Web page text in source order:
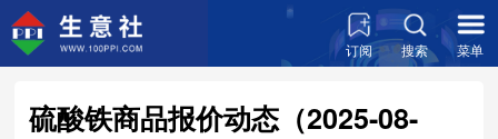
订阅 搜索 菜单
硫酸铁商品报价动态（2025-08-